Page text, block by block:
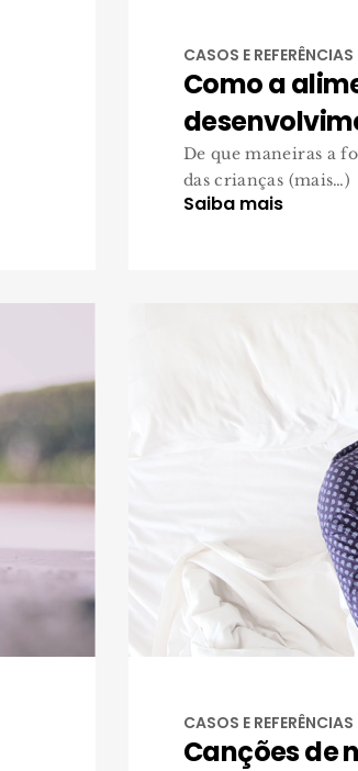
CASOS E REFERÊNCIAS
Como a
De que maneiras a
das crianças (mais…)
Saiba mais
CASOS E REFERÊNCIAS
Canções de